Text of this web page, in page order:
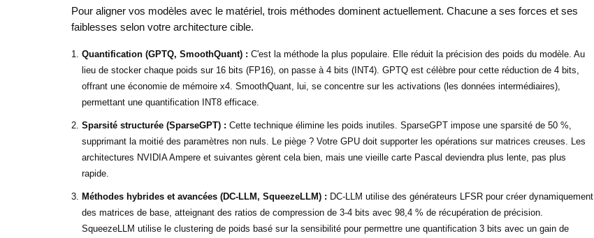
Pour aligner vos modèles avec le matériel, trois méthodes dominent actuellement. Chacune a ses forces et ses
faiblesses selon votre architecture cible.
Quantification (GPTQ, SmoothQuant) : C'est la méthode la plus populaire. Elle réduit la précision des poids du modèle. Au
lieu de stocker chaque poids sur 16 bits (FP16), on passe à 4 bits (INT4). GPTQ est célèbre pour cette réduction de 4 bits,
offrant une économie de mémoire x4. SmoothQuant, lui, se concentre sur les activations (les données intermédiaires),
permettant une quantification INT8 efficace.
Sparsité structurée (SparseGPT) : Cette technique élimine les poids inutiles. SparseGPT impose une sparsité de 50 %,
supprimant la moitié des paramètres non nuls. Le piège ? Votre GPU doit supporter les opérations sur matrices creuses. Les
architectures NVIDIA Ampere et suivantes gèrent cela bien, mais une vieille carte Pascal deviendra plus lente, pas plus
rapide.
Méthodes hybrides et avancées (DC-LLM, SqueezeLLM) : DC-LLM utilise des générateurs LFSR pour créer dynamiquement
des matrices de base, atteignant des ratios de compression de 3-4 bits avec 98,4 % de récupération de précision.
SqueezeLLM utilise le clustering de poids basé sur la sensibilité pour permettre une quantification 3 bits avec un gain de